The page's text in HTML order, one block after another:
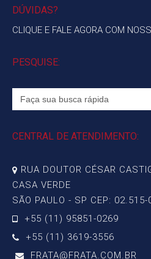
DÚVIDAS?
CLIQUE E FALE AGORA COM
PESQUISE:
Search
for:
CENTRAL DE ATENDIMENTO:
RUA DOUTOR CÉSAR
CASA VERDE
SÃO PAULO - SP CEP: 02.515-
+55 (11) 95851-0269
+55 (11) 3619-3556
FRATA@FRATA.COM.BR